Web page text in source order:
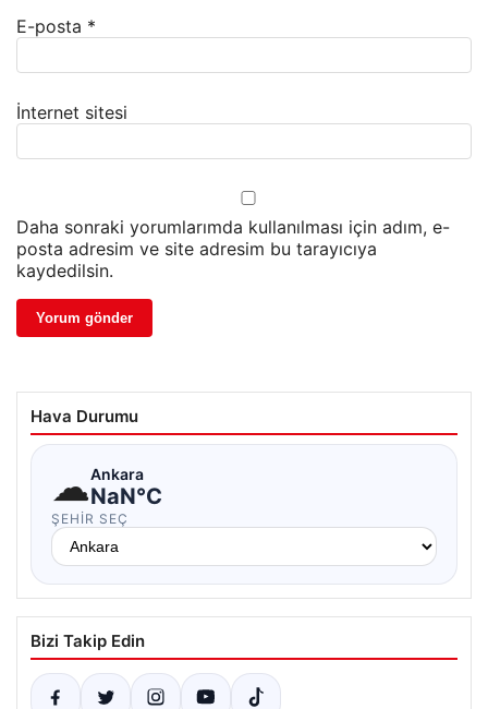
E-posta *
İnternet sitesi
Daha sonraki yorumlarımda kullanılması için adım, e-
posta adresim ve site adresim bu tarayıcıya
kaydedilsin.
Hava Durumu
☁Ankara
NaN°C
ŞEHIR SEÇ
Bizi Takip Edin